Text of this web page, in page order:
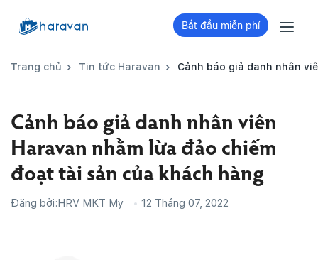
Bắt đầu miễn phí
Trang chủ Tin tức Haravan Cảnh báo giả danh nhân
Cảnh báo giả danh nhân viên
Haravan nhằm lừa đảo chiếm
đoạt tài sản của khách hàng
Đăng bởi:HRV MKT My 12 Tháng 07, 2022